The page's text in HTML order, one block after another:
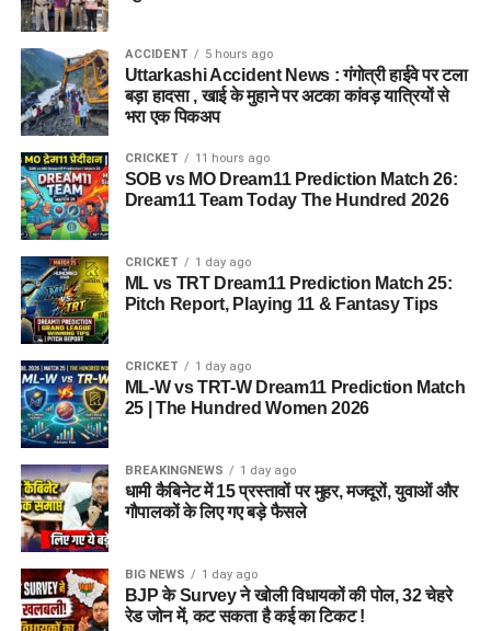
ACCIDENT 5 hours ago
Uttarkashi Accident News : गंगोत्री हाईवे पर टला
बड़ा हादसा , खाई के मुहाने पर अटका कांवड़ यात्रियों से
भरा एक पिकअप
CRICKET 11 hours ago
SOB vs MO Dream11 Prediction Match 26:
Dream11 Team Today The Hundred 2026
CRICKET 1 day ago
ML vs TRT Dream11 Prediction Match 25:
Pitch Report, Playing 11 & Fantasy Tips
CRICKET 1 day ago
ML-W vs TRT-W Dream11 Prediction Match
25 | The Hundred Women 2026
BREAKINGNEWS 1 day ago
धामी कैबिनेट में 15 प्रस्तावों पर मुहर, मजदूरों, युवाओं और
गौपालकों के लिए गए बड़े फैसले
BIG NEWS 1 day ago
BJP के Survey ने खोली विधायकों की पोल, 32 चेहरे
रेड जोन में, कट सकता है कई का टिकट !